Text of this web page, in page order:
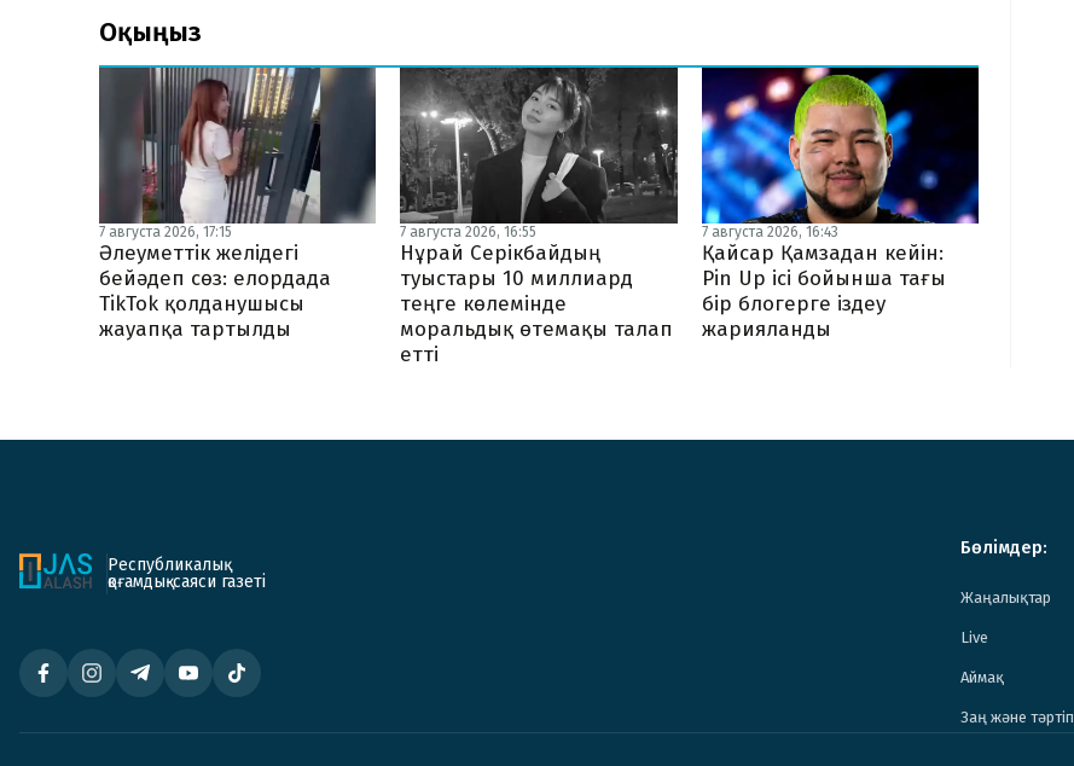
Оқыңыз
7 августа 2026, 17:15
Әлеуметтік желідегі
бейәдеп сөз: елордада
TikTok қолданушысы
жауапқа тартылды
7 августа 2026, 16:55
Нұрай Серікбайдың
туыстары 10 миллиард
теңге көлемінде
моральдық өтемақы талап
етті
7 августа 2026, 16:43
Қайсар Қамзадан кейін:
Pin Up ісі бойынша тағы
бір блогерге іздеу
жарияланды
Республикалық
қоғамдық-саяси газеті
Бөлімдер:
Жаңалықтар
Live
Аймақ
Заң және тәртіп